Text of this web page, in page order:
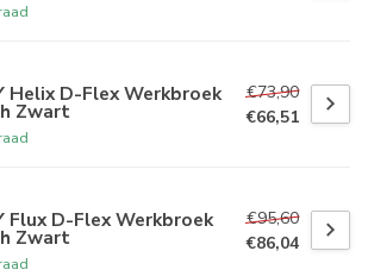
Helix D-Flex Werkbroek
Zwart
€73,90
€66,51
Flux D-Flex Werkbroek
Zwart
€95,60
€86,04